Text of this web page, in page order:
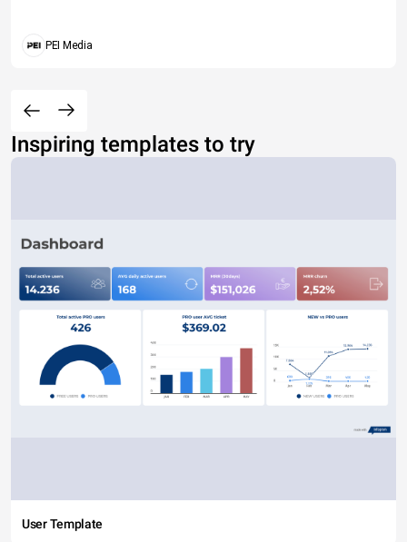
PEI Media
Inspiring templates to try
User Template